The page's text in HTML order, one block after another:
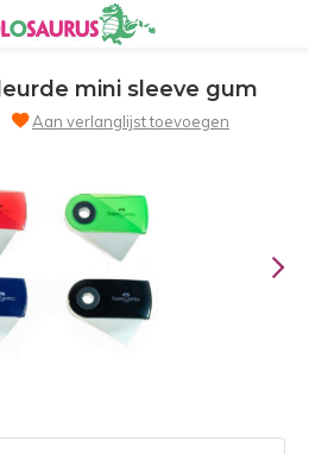
mini sleeve gum
Aan verlanglijst toevoegen